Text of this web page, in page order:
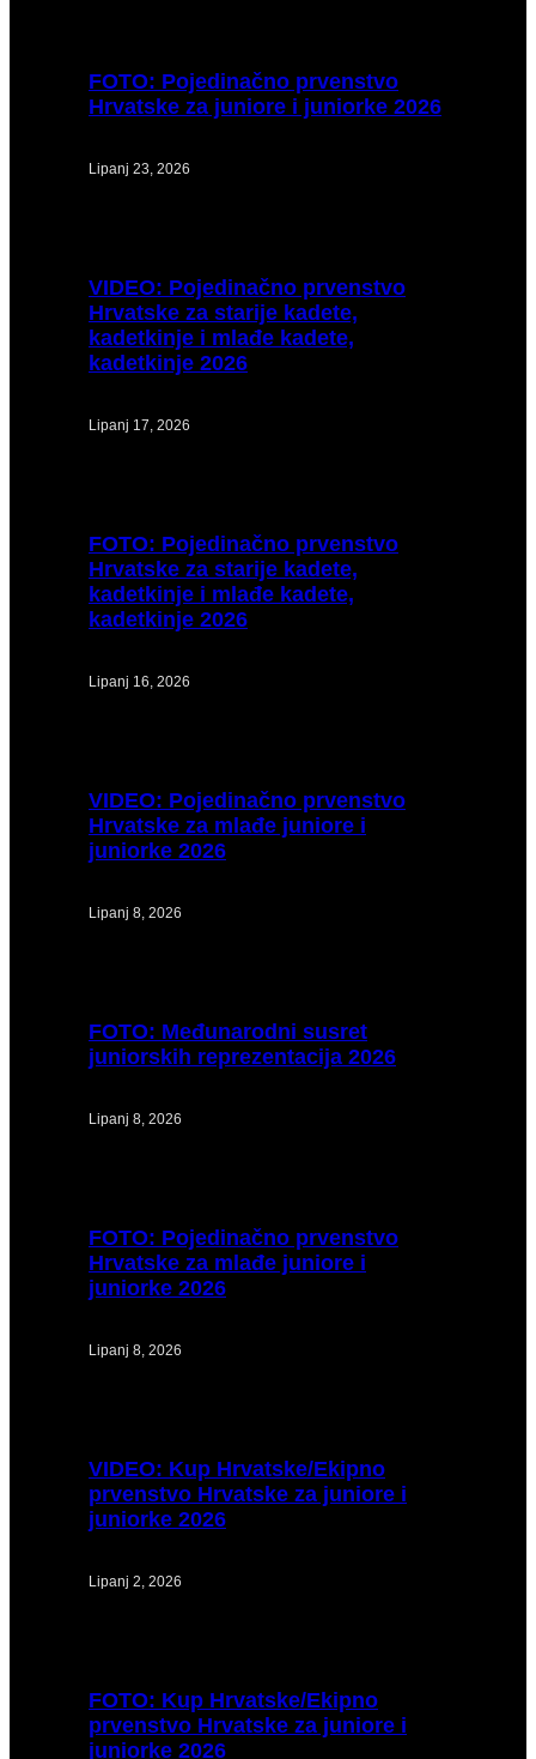
FOTO: Pojedinačno prvenstvo
Hrvatske za juniore i juniorke 2026
Lipanj 23, 2026
VIDEO: Pojedinačno prvenstvo
Hrvatske za starije kadete,
kadetkinje i mlađe kadete,
kadetkinje 2026
Lipanj 17, 2026
FOTO: Pojedinačno prvenstvo
Hrvatske za starije kadete,
kadetkinje i mlađe kadete,
kadetkinje 2026
Lipanj 16, 2026
VIDEO: Pojedinačno prvenstvo
Hrvatske za mlađe juniore i
juniorke 2026
Lipanj 8, 2026
FOTO: Međunarodni susret
juniorskih reprezentacija 2026
Lipanj 8, 2026
FOTO: Pojedinačno prvenstvo
Hrvatske za mlađe juniore i
juniorke 2026
Lipanj 8, 2026
VIDEO: Kup Hrvatske/Ekipno
prvenstvo Hrvatske za juniore i
juniorke 2026
Lipanj 2, 2026
FOTO: Kup Hrvatske/Ekipno
prvenstvo Hrvatske za juniore i
juniorke 2026